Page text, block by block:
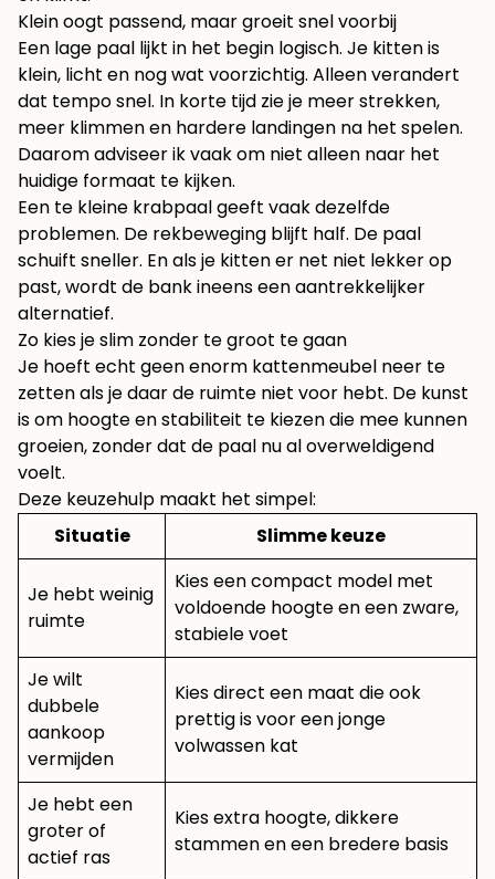
Klein oogt passend, maar groeit snel voorbij
Een lage paal lijkt in het begin logisch. Je kitten is
klein, licht en nog wat voorzichtig. Alleen verandert
dat tempo snel. In korte tijd zie je meer strekken,
meer klimmen en hardere landingen na het spelen.
Daarom adviseer ik vaak om niet alleen naar het
huidige formaat te kijken.
Een te kleine krabpaal geeft vaak dezelfde
problemen. De rekbeweging blijft half. De paal
schuift sneller. En als je kitten er net niet lekker op
past, wordt de bank ineens een aantrekkelijker
alternatief.
Zo kies je slim zonder te groot te gaan
Je hoeft echt geen enorm kattenmeubel neer te
zetten als je daar de ruimte niet voor hebt. De kunst
is om hoogte en stabiliteit te kiezen die mee kunnen
groeien, zonder dat de paal nu al overweldigend
voelt.
Deze keuzehulp maakt het simpel:
Situatie
Slimme keuze
Je hebt weinig
ruimte
Kies een compact model met
voldoende hoogte en een zware,
stabiele voet
Je wilt
dubbele
aankoop
vermijden
Kies direct een maat die ook
prettig is voor een jonge
volwassen kat
Je hebt een
groter of
actief ras
Kies extra hoogte, dikkere
stammen en een bredere basis